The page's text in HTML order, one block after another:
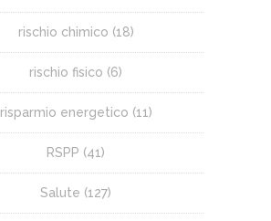
rischio chimico (18)
rischio fisico (6)
risparmio energetico (11)
RSPP (41)
Salute (127)